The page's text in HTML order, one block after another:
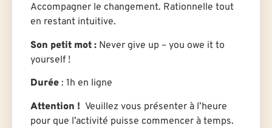
Accompagner le changement. Rationnelle tout
en restant intuitive.
Son petit mot : Never give up – you owe it to
yourself !
Durée : 1h en ligne
Attention ! Veuillez vous présenter à l’heure
pour que l’activité puisse commencer à temps.